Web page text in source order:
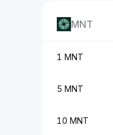
MNT
1 MNT
5 MNT
10 MNT